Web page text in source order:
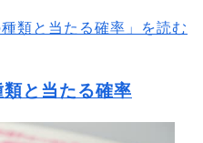
類と当たる確率」を読む
と当たる確率